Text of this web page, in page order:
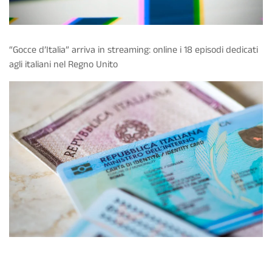
“Gocce d’Italia” arriva in streaming: online i 18 episodi dedicati
agli italiani nel Regno Unito